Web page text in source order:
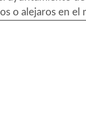
o alejaros en el